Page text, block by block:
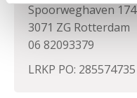
Spoorweghaven 174
3071 ZG Rotterdam
06 82093379
LRKP PO: 285574735